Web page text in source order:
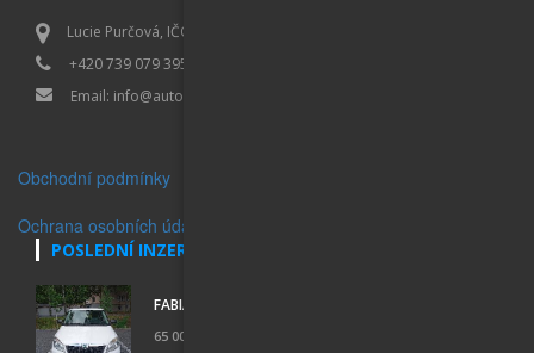
Lucie Purčová, IČO 01007173, Vaculíkova 531/8, Brno Lesná 638 00
+420 739 079 395
Email: info@auto-inzerce.cz
Obchodní podmínky
Ochrana osobních údajů
POSLEDNÍ INZERÁTY
FABIA II KOMBI
65 000 Kč